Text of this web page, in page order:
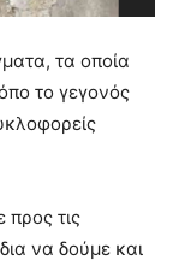
τα οποία
το γεγονός
προς τις
να δούμε και